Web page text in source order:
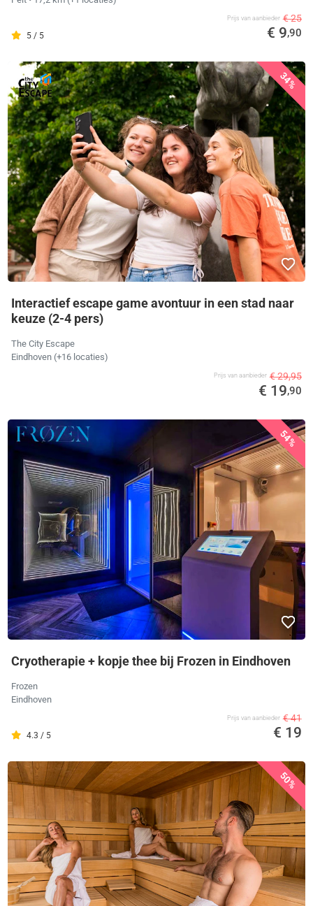
5 / 5
Prijs van aanbieder € 25
€ 9,90
34%
Interactief escape game avontuur in een stad naar
keuze (2-4 pers)
The City Escape
Eindhoven (+16 locaties)
Prijs van aanbieder € 29,95
€ 19,90
54%
Cryotherapie + kopje thee bij Frozen in Eindhoven
Frozen
Eindhoven
4.3 / 5
Prijs van aanbieder € 41
€ 19
50%